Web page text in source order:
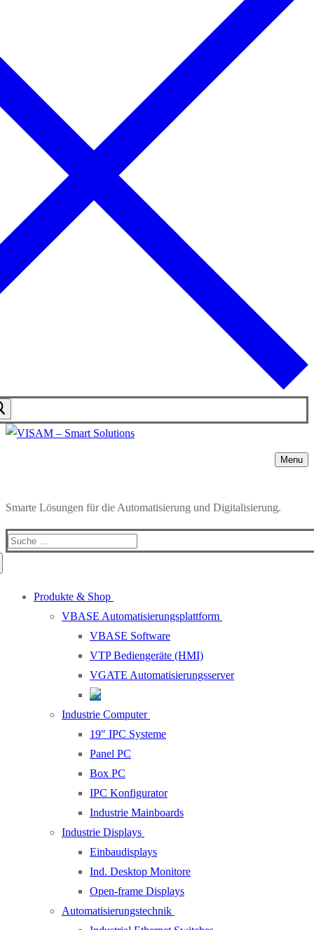
Menu
Smarte Lösungen für die Automatisierung und Digitalisierung.
Produkte & Shop
VBASE Automatisierungsplattform
VBASE Software
VTP Bediengeräte (HMI)
VGATE Automatisierungsserver
Industrie Computer
19″ IPC Systeme
Panel PC
Box PC
IPC Konfigurator
Industrie Mainboards
Industrie Displays
Einbaudisplays
Ind. Desktop Monitore
Open-frame Displays
Automatisierungstechnik